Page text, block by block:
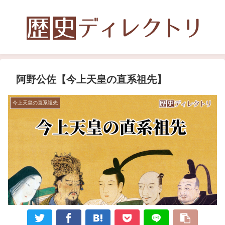
阿野公佐【今上天皇の直系祖先】
今上天皇の直系祖先